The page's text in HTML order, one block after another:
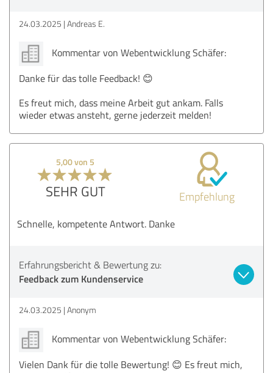
24.03.2025 Andreas E.
Kommentar von Webentwicklung Schäfer:
Danke für das tolle Feedback! 😊
Es freut mich, dass meine Arbeit gut ankam. Falls
wieder etwas ansteht, gerne jederzeit melden!
5,00 von 5
SEHR GUT Empfehlung
Schnelle, kompetente Antwort. Danke
Erfahrungsbericht & Bewertung zu:
Feedback zum Kundenservice
24.03.2025 Anonym
Kommentar von Webentwicklung Schäfer:
Vielen Dank für die tolle Bewertung! 😊 Es freut mich,